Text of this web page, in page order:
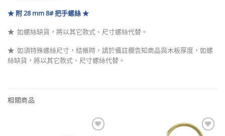
★ 附 28 mm 8# 把手螺絲 ★
★ 如螺絲缺貨，將以其它款式、尺寸螺絲代替 。
★ 如須特殊螺絲尺寸，結帳時，請於備註欄告知商品與木板厚度，如螺
絲缺貨，將以其它款式、尺寸螺絲代替。
相關商品